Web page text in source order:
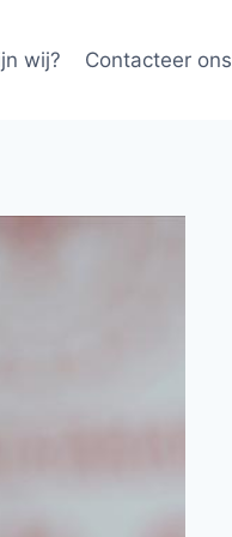
wij? Contacteer ons